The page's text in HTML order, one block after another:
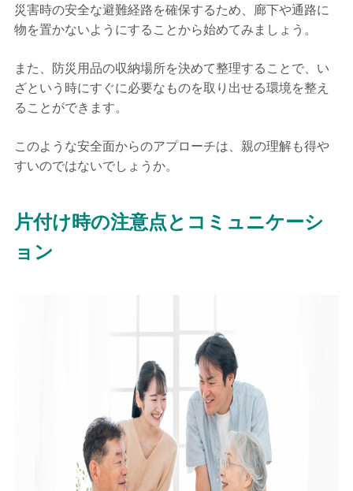
災害時の安全な避難経路を確保するため、廊下や通路に
物を置かないようにすることから始めてみましょう。
また、防災用品の収納場所を決めて整理することで、い
ざという時にすぐに必要なものを取り出せる環境を整え
ることができます。
このような安全面からのアプローチは、親の理解も得や
すいのではないでしょうか。
片付け時の注意点とコミュニケーシ
ョン